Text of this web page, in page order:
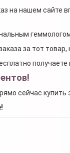
на нашем сайте
за тот
сейчас купить